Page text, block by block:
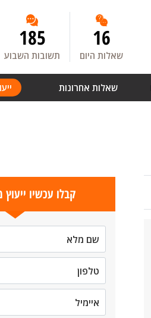
16
שאלות היום
185
תשובות השבוע
שאלות אחרונות
קבלו עכשיו